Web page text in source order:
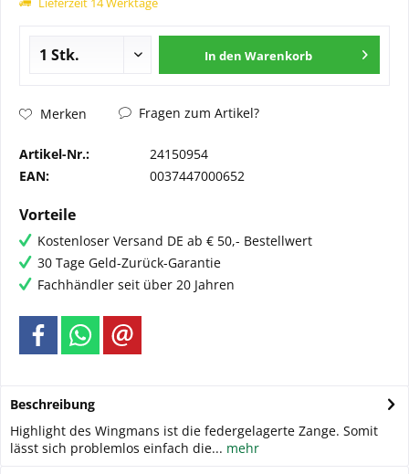
In den Warenkorb
Merken Fragen zum Artikel?
Artikel-Nr.:
24150954
EAN:
0037447000652
Vorteile
Kostenloser Versand DE ab € 50,- Bestellwert
30 Tage Geld-Zurück-Garantie
Fachhändler seit über 20 Jahren
Beschreibung
Highlight des Wingmans ist die federgelagerte Zange. Somit
lässt sich problemlos einfach die... mehr